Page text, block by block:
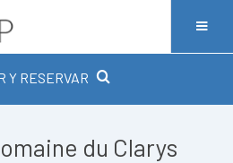
Y RESERVAR
du Clarys